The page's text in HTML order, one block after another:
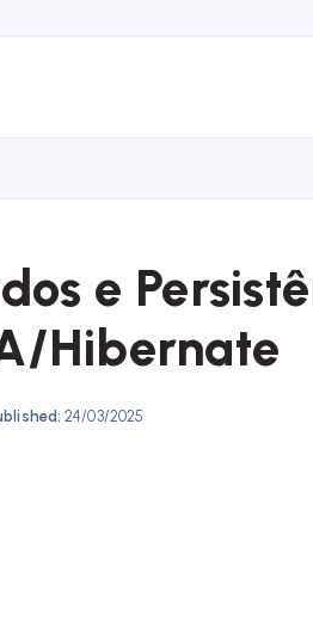
e
Hibernate
24/03/2025